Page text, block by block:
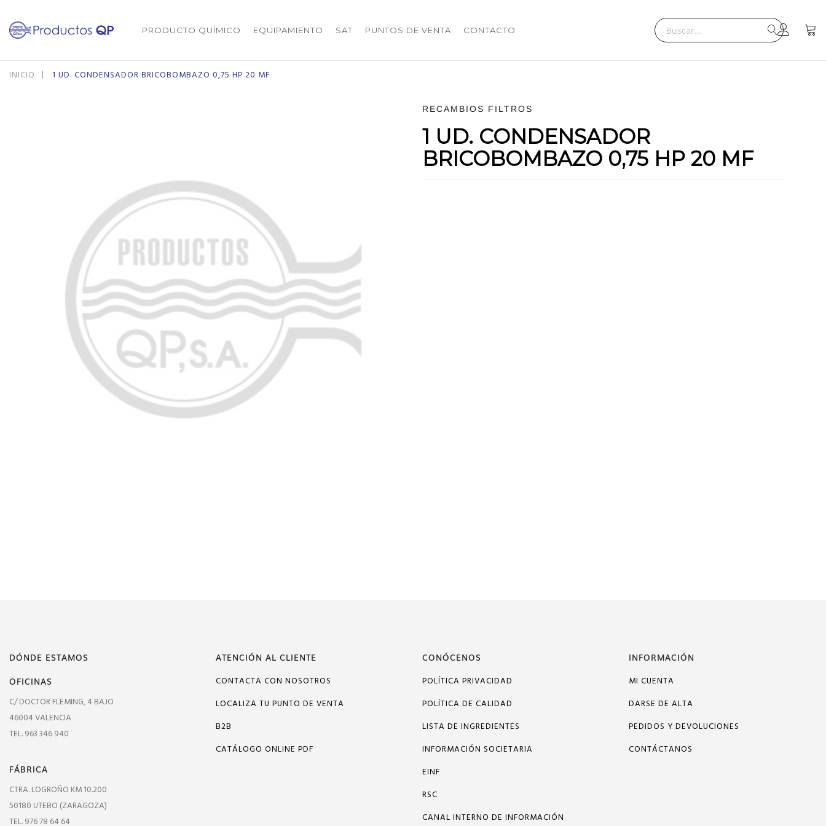
PRODUCTO QUÍMICO EQUIPAMIENTO SAT PUNTOS DE VENTA CONTACTO Search
Search Mi
INICIO 1 UD. CONDENSADOR BRICOBOMBAZO 0,75 HP 20 MF
RECAMBIOS FILTROS
1 UD. CONDENSADOR
BRICOBOMBAZO 0,75 HP 20 MF
DÓNDE ESTAMOS
OFICINAS
C/ DOCTOR FLEMING, 4 BAJO
46004 VALENCIA
TEL. 963 346 940
FÁBRICA
CTRA. LOGROÑO KM 10.200
50180 UTEBO (ZARAGOZA)
TEL. 976 78 64 64
ATENCIÓN AL CLIENTE
CONTACTA CON NOSOTROS
LOCALIZA TU PUNTO DE VENTA
B2B
CATÁLOGO ONLINE PDF
CONÓCENOS
POLÍTICA PRIVACIDAD
POLÍTICA DE CALIDAD
LISTA DE INGREDIENTES
INFORMACIÓN SOCIETARIA
EINF
RSC
CANAL INTERNO DE INFORMACIÓN
INFORMACIÓN
MI CUENTA
DARSE DE ALTA
PEDIDOS Y DEVOLUCIONES
CONTÁCTANOS